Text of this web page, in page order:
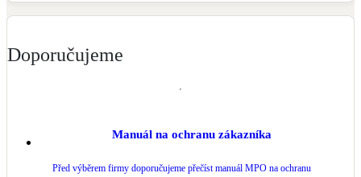
Retence deštové vody
Vegetační střechy
Doporučujeme
Manuál na ochranu zákazníka
Před výběrem firmy doporučujeme přečíst manuál MPO na ochranu